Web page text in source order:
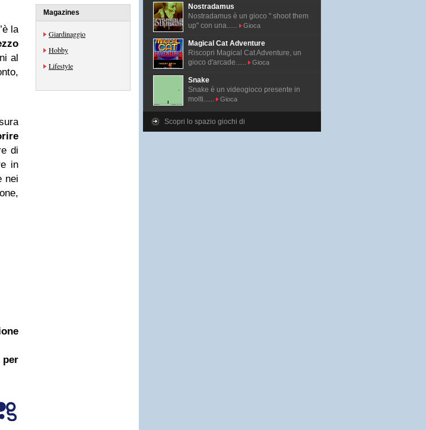
la
al
di
in
nei
Magazines
Giardinaggio
Hobby
Lifestyle
Nostradamus
Nostradamus è un gioco " shoot them
up" con una......
Gioca
Magical Cat Adventure
Riscopri Magical Cat Adventure, un
gioco d'arcade......
Gioca
Snake
Snake è un videogioco presente in
molti......
Gioca
Scopri lo spazio giochi di